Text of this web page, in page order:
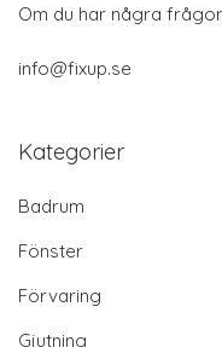
Om du har några
info@fixup.se
Kategorier
Badrum
Fönster
Förvaring
Gjutning